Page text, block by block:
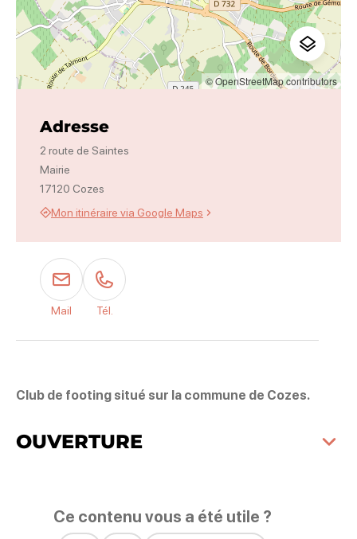
Club de footing situé sur la commune de Cozes.
OUVERTURE
© OpenStreetMap contributors
Adresse
2 route de Saintes
Mairie
17120 Cozes
Mon itinéraire via Google Maps
Mail Tél.
Ce contenu vous a été utile ?